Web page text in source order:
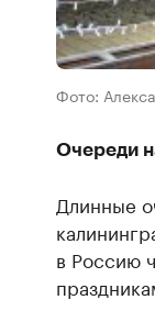
Фото:
Очереди
Длинные
в Россию